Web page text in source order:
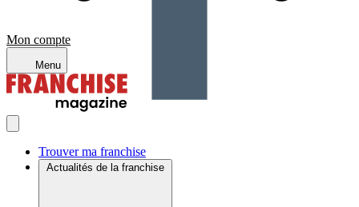
Mon compte
Menu
Trouver ma franchise
Actualités de la franchise